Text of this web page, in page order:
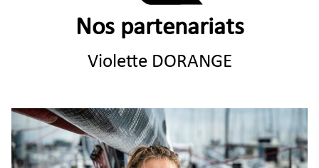
Nos partenariats
Violette DORANGE